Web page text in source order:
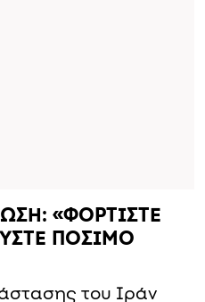
«ΦΟΡΤΙΣΤΕ
ΠΟΣΙΜΟ
του Ιράν